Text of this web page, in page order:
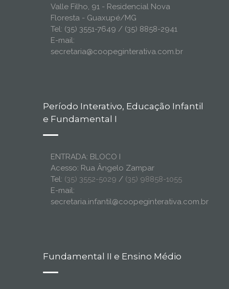
Valle Filho, 91 - Residencial Nova
Floresta - Guaxupé/MG
Tel: (35) 3551-7649 / (35) 8858-2941
E-mail:
secretaria@coopeginterativa.com.br
Período Interativo, Educação Infantil
e Fundamental I
ENTRADA: BLOCO I
Acesso: Rua Ângelo Zampar
Tel: (35) 3552-5029 / (35) 98858-1055
E-mail:
secretaria.infantil@coopeginterativa.com.br
Fundamental II e Ensino Médio